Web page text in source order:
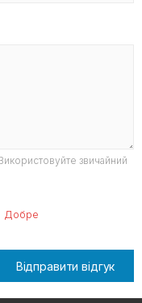
звичайний
Добре
Відправити відгук